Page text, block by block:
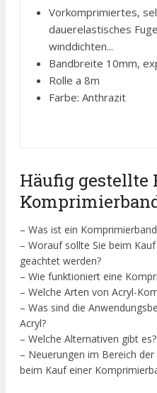
Vorkomprimiertes,
dauerelastisches
winddichten...
Bandbreite 10mm,
Rolle a 8m
Farbe: Anthrazit
Häufig gestellte
– Was ist ein
– Worauf sollte Sie beim
geachtet werden?
– Wie funktioniert eine
– Welche Arten von Acryl-
– Was sind die
Acryl?
– Welche Alternativen gibt es?
– Neuerungen im Bereich
beim Kauf einer